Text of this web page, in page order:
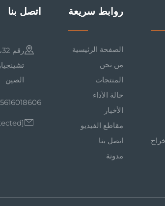
روابط سريعة
الصفحة الرئيسية
من نحن
المنتجات
حالة الأداء
الأخبار
مقاطع الفيديو
اتصل بنا
مدونة
اتصل بنا
الصين
[email protected]